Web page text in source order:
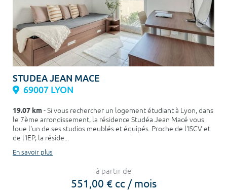
Votre date d'entrée
Chercher
STUDEA JEAN MACE
69007 LYON
19.07 km- Si vous rechercher un logement étudiant à Lyon, dans
le 7ème arrondissement, la résidence Studéa Jean Macé vous
loue l'un de ses studios meublés et équipés. Proche de l'ISCV et
de l'IEP, la réside...
En savoir plus
à partir de
551,00 € cc / mois